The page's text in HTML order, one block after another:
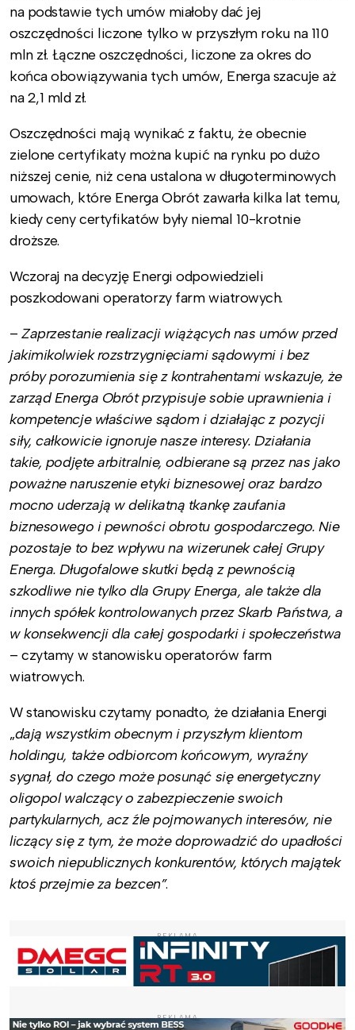
na podstawie tych umów miałoby dać jej
oszczędności liczone tylko w przyszłym roku na 110
mln zł. Łączne oszczędności, liczone za okres do
końca obowiązywania tych umów, Energa szacuje aż
na 2,1 mld zł.
Oszczędności mają wynikać z faktu, że obecnie
zielone certyfikaty można kupić na rynku po dużo
niższej cenie, niż cena ustalona w długoterminowych
umowach, które Energa Obrót zawarła kilka lat temu,
kiedy ceny certyfikatów były niemal 10-krotnie
droższe.
Wczoraj na decyzję Energi odpowiedzieli
poszkodowani operatorzy farm wiatrowych.
–Zaprzestanie realizacji wiążących nas umów przed
jakimikolwiek rozstrzygnięciami sądowymi i bez
próby porozumienia się z kontrahentami wskazuje, że
zarząd Energa Obrót przypisuje sobie uprawnienia i
kompetencje właściwe sądom i działając z pozycji
siły, całkowicie ignoruje nasze interesy. Działania
takie, podjęte arbitralnie, odbierane są przez nas jako
poważne naruszenie etyki biznesowej oraz bardzo
mocno uderzają w delikatną tkankę zaufania
biznesowego i pewności obrotu gospodarczego. Nie
pozostaje to bez wpływu na wizerunek całej Grupy
Energa. Długofalowe skutki będą z pewnością
szkodliwe nie tylko dla Grupy Energa, ale także dla
innych spółek kontrolowanych przez Skarb Państwa, a
w konsekwencji dla całej gospodarki i społeczeństwa
– czytamy w stanowisku operatorów farm
wiatrowych.
W stanowisku czytamy ponadto, że działania Energi
„dają wszystkim obecnym i przyszłym klientom
holdingu, także odbiorcom końcowym, wyraźny
sygnał, do czego może posunąć się energetyczny
oligopol walczący o zabezpieczenie swoich
partykularnych, acz źle pojmowanych interesów, nie
liczący się z tym, że może doprowadzić do upadłości
swoich niepublicznych konkurentów, których majątek
ktoś przejmie za bezcen”.
REKLAMA
REKLAMA